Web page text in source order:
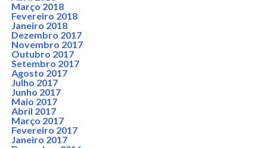
Março 2018
Fevereiro 2018
Janeiro 2018
Dezembro 2017
Novembro 2017
Outubro 2017
Setembro 2017
Agosto 2017
Julho 2017
Junho 2017
Maio 2017
Abril 2017
Março 2017
Fevereiro 2017
Janeiro 2017